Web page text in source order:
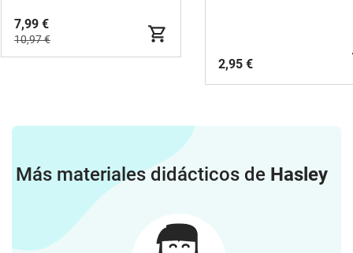
7,99 €
10,97 €
2,95 €
Más materiales didácticos de Hasley